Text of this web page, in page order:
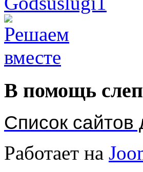
В помощь
Список
Работает на